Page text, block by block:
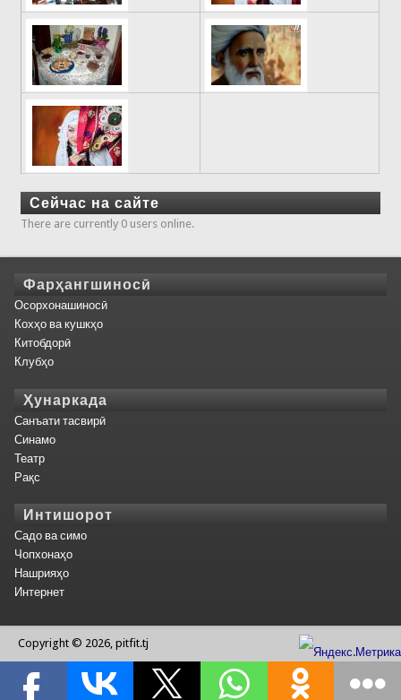
Сейчас на сайте
There are currently 0 users online.
Фарҳангшиносӣ
Осорхонашиносӣ
Кохҳо ва кушкҳо
Китобдорӣ
Клубҳо
Ҳунаркада
Санъати тасвирӣ
Синамо
Театр
Рақс
Интишорот
Садо ва симо
Чопхонаҳо
Нашрияҳо
Интернет
Copyright © 2026, pitfit.tj